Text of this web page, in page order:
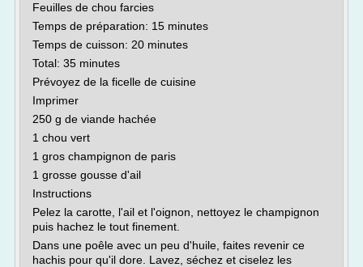
Feuilles de chou farcies
Temps de préparation: 15 minutes
Temps de cuisson: 20 minutes
Total: 35 minutes
Prévoyez de la ficelle de cuisine
Imprimer
250 g de viande hachée
1 chou vert
1 gros champignon de paris
1 grosse gousse d'ail
Instructions
Pelez la carotte, l'ail et l'oignon, nettoyez le champignon
puis hachez le tout finement.
Dans une poêle avec un peu d'huile, faites revenir ce
hachis pour qu'il dore. Lavez, séchez et ciselez les